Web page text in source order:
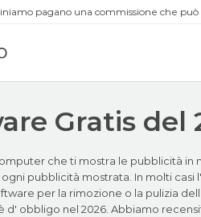
pagano una commissione che
Gratis del
che ti mostra le pubblicità
pubblicità mostrata. In molti
per la rimozione o la pulizia
obbligo nel 2026. Abbiamo